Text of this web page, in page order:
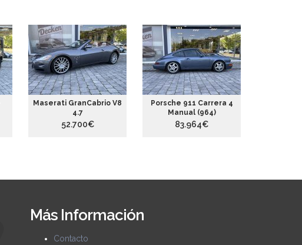
Maserati GranCabrio V8
4.7
52.700€
Porsche 911 Carrera 4
Manual (964)
83.964€
Más Información
Contacto